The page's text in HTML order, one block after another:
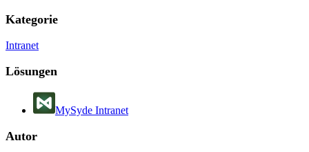
Kategorie
Intranet
Lösungen
MySyde Intranet
Autor